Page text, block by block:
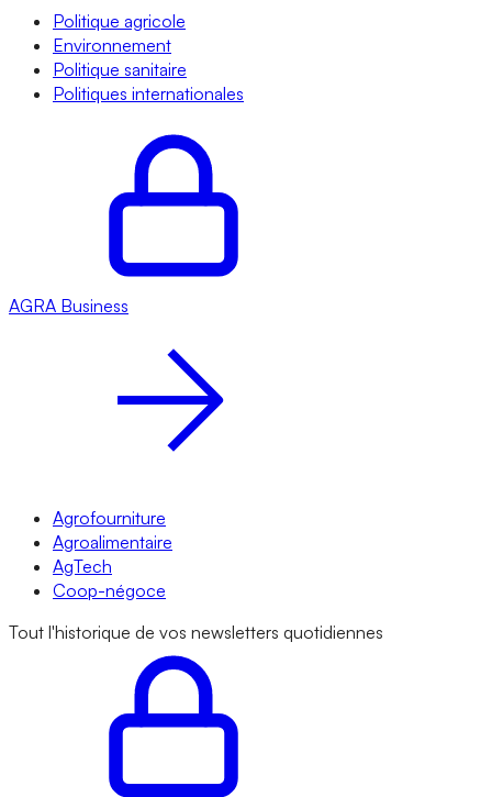
Politique agricole
Environnement
Politique sanitaire
Politiques internationales
AGRA Business
Agrofourniture
Agroalimentaire
AgTech
Coop-négoce
Tout l'historique de vos newsletters quotidiennes